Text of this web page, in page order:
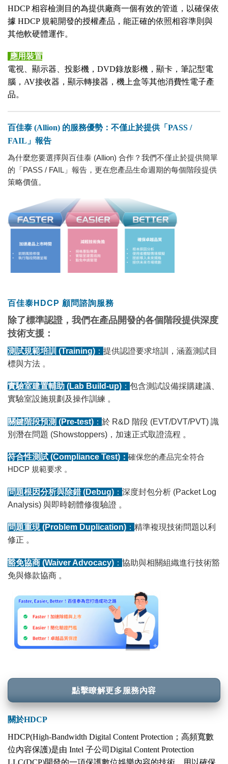
HDCP 相容檢測目的為提供廠商一個有效的管道，以確保依
據 HDCP 規範開發的授權產品，能正確的依照相容準則與
其他軟硬體運作。
應用裝置
電視、顯示器、投影機，DVD錄放影機，顯卡，筆記型電
腦，AV接收器，顯示轉接器，機上盒等其他消費性電子產
品。
百佳泰 (Allion) 的服務優勢：不僅止於提供「PASS /
FAIL」報告
為什麼您要選擇與百佳泰 (Allion) 合作？我們不僅止於提供簡單
的「PASS / FAIL」報告，更在您產品生命週期的每個階段提供
策略價值。
百佳泰HDCP 顧問諮詢服務
除了標準認證，我們在產品開發的各個階段提供深度
技術支援：
測試規範培訓 (Training) ： 提供認證要求培訓，涵蓋測試目
標與方法 。
實驗室建置輔助 (Lab Build-up) ： 包含測試設備採購建議、
實驗室設施規劃及操作訓練 。
關鍵階段預測 (Pre-test) ： 於 R&D 階段 (EVT/DVT/PVT) 識
別潛在問題 (Showstoppers)，加速正式取證流程 。
符合性測試 (Compliance Test)： 確保您的產品完全符合
HDCP 規範要求 。
問題根因分析與除錯 (Debug) ： 深度封包分析 (Packet Log
Analysis) 與即時韌體修復驗證 。
問題重現 (Problem Duplication) ： 精準複現技術問題以利
修正 。
豁免協商 (Waiver Advocacy) ： 協助與相關組織進行技術豁
免與條款協商 。
點擊瞭解更多服務內容
關於HDCP
HDCP(High-Bandwidth Digital Content Protection；高頻寬數
位內容保護)是由 Intel 子公司Digital Content Protection